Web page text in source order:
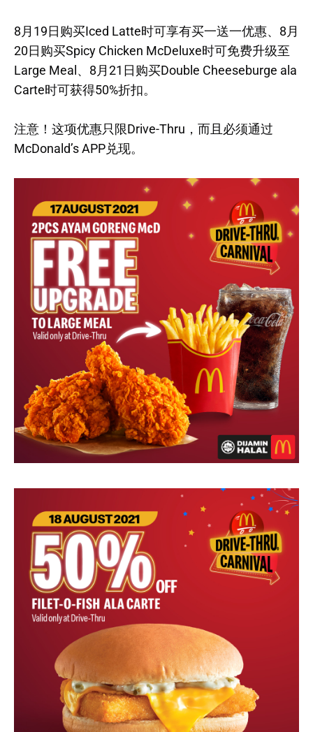
8月19日购买Iced Latte时可享有买一送一优惠、8月
20日购买Spicy Chicken McDeluxe时可免费升级至
Large Meal、8月21日购买Double Cheeseburge ala
Carte时可获得50%折扣。
注意！这项优惠只限Drive-Thru，而且必须通过
McDonald’s APP兑现。